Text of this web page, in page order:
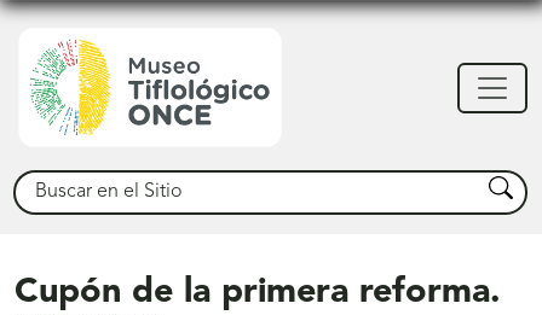
Buscar Buscar
Cupón de la primera reforma.